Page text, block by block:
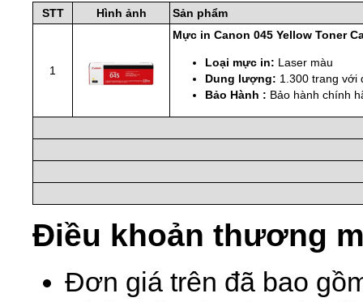
STT Hình ảnh Sản phẩm
1
Mực in Canon 045 Yellow Toner
Loại mực in: Laser màu
Dung lượng: 1.300 trang với
Bảo Hành : Bảo hành chính
Điều khoản thương
Đơn giá trên đã bao